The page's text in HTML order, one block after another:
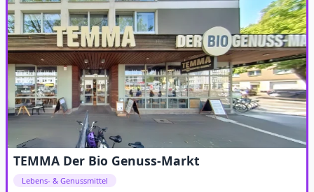
TEMMA Der Bio Genuss-Markt
Lebens- & Genussmittel